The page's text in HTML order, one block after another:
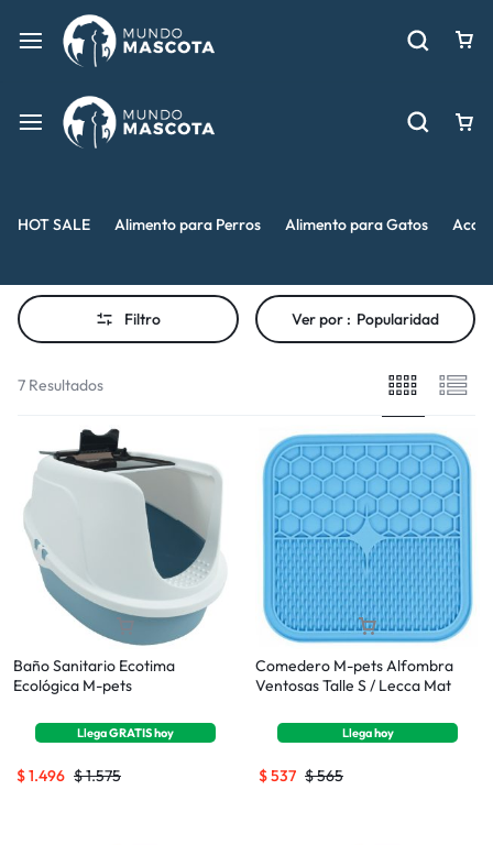
HOT SALE Alimento para Perros Alimento para Gatos
Filtro Ver por : Popularidad
7 Resultados
Baño Sanitario Ecotima
Ecológica M-pets
LlegaGRATIShoy
$1.575
$1.496
Comedero M-pets Alfombra
Ventosas Talle S / Lecca Mat
Llegahoy
$565
$537